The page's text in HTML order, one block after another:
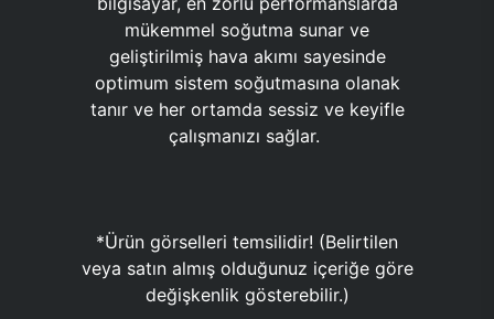
mükemmel soğutma sunar ve
geliştirilmiş hava akımı sayesinde
optimum sistem soğutmasına olanak
tanır ve her ortamda sessiz ve keyifle
çalışmanızı sağlar.
*Ürün görselleri temsilidir! (Belirtilen
veya satın almış olduğunuz içeriğe göre
değişkenlik gösterebilir.)